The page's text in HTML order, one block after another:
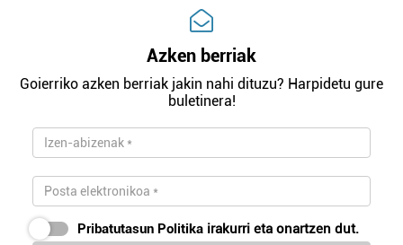
Azken berriak
Goierriko azken berriak jakin nahi dituzu? Harpidetu gure
buletinera!
Pribatutasun Politika irakurri eta onartzen dut.